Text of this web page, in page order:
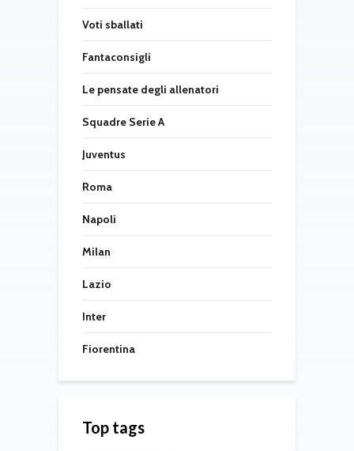
Voti sballati
Fantaconsigli
Le pensate degli allenatori
Squadre Serie A
Juventus
Roma
Napoli
Milan
Lazio
Inter
Fiorentina
Top tags